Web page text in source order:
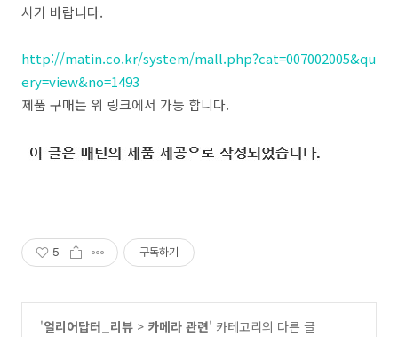
시기 바랍니다.
http://matin.co.kr/system/mall.php?cat=007002005&qu
ery=view&no=1493
제품 구매는 위 링크에서 가능 합니다.
5 구독하기
'얼리어답터_리뷰 > 카메라 관련' 카테고리의 다른 글